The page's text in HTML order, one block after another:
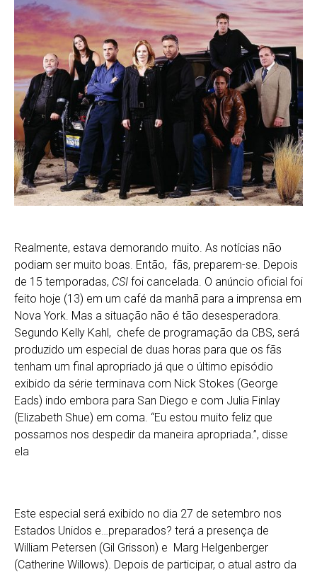
Realmente, estava demorando muito. As notícias não
podiam ser muito boas. Então, fãs, preparem-se. Depois
de 15 temporadas, CSI foi cancelada. O anúncio oficial foi
feito hoje (13) em um café da manhã para a imprensa em
Nova York. Mas a situação não é tão desesperadora.
Segundo Kelly Kahl, chefe de programação da CBS, será
produzido um especial de duas horas para que os fãs
tenham um final apropriado já que o último episódio
exibido da série terminava com Nick Stokes (George
Eads) indo embora para San Diego e com Julia Finlay
(Elizabeth Shue) em coma. “Eu estou muito feliz que
possamos nos despedir da maneira apropriada.”, disse
ela
Este especial será exibido no dia 27 de setembro nos
Estados Unidos e…preparados? terá a presença de
William Petersen (Gil Grisson) e Marg Helgenberger
(Catherine Willows). Depois de participar, o atual astro da